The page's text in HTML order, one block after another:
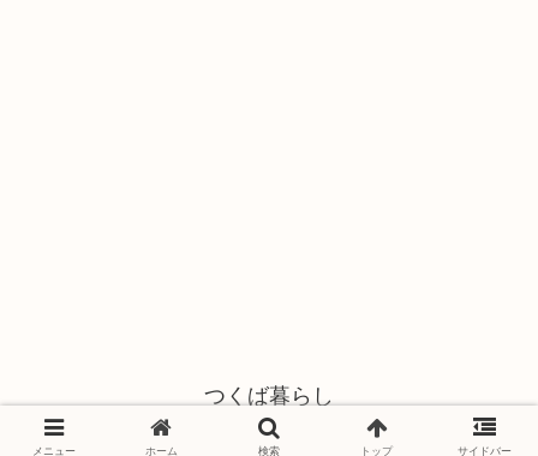
つくば暮らし
© 2021 つくば暮らし.
メニュー ホーム 検索 トップ サイドバー